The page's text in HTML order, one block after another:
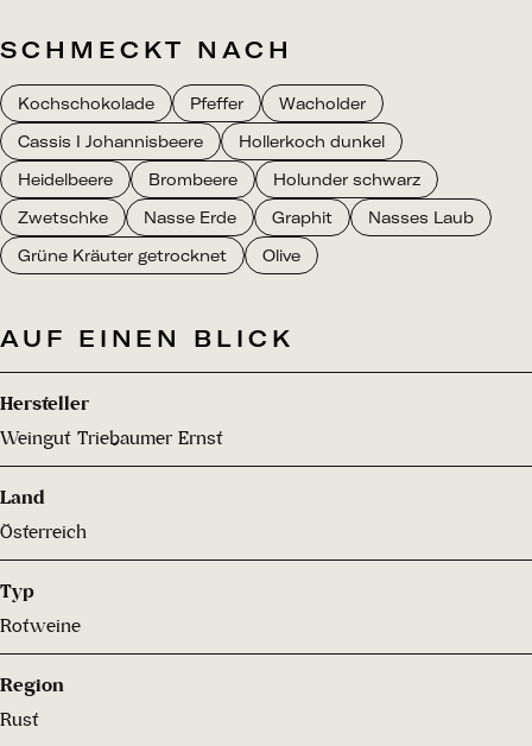
SCHMECKT NACH
Kochschokolade Pfeffer
Wacholder
Cassis I Johannisbeere
Hollerkoch dunkel
Heidelbeere
Brombeere
Holunder schwarz
Zwetschke
Nasse Erde Graphit
Nasses Laub
Grüne Kräuter getrocknet
Olive
AUF EINEN BLICK
Hersteller
Weingut Triebaumer Ernst
Land
Österreich
Typ
Rotweine
Region
Rust